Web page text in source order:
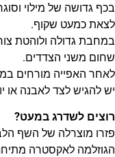
בכף גדושה של מילוי
לצאת כמעט שקוף.
במחבת גדולה ולוהטת
שחום משני הצדדים.
לאחר האפייה מורחים
יש להגיש לצד לאבנה או
רוצים לשדרג במעט?
פזרו מוצרלה של השף
הגוזלמה לאקסטרה